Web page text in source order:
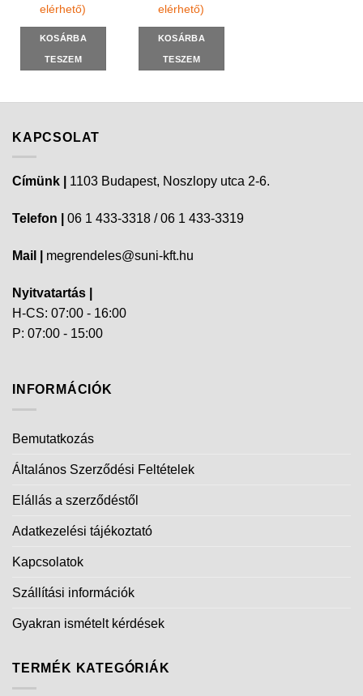
elérhető)
KOSÁRBA
TESZEM
elérhető)
KOSÁRBA
TESZEM
KAPCSOLAT
Címünk | 1103 Budapest, Noszlopy utca 2-6.
Telefon | 06 1 433-3318 / 06 1 433-3319
Mail | megrendeles@suni-kft.hu
Nyitvatartás |
H-CS: 07:00 - 16:00
P: 07:00 - 15:00
INFORMÁCIÓK
Bemutatkozás
Általános Szerződési Feltételek
Elállás a szerződéstől
Adatkezelési tájékoztató
Kapcsolatok
Szállítási információk
Gyakran ismételt kérdések
TERMÉK KATEGÓRIÁK